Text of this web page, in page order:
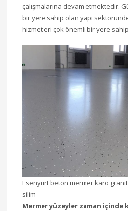
çalışmalarına devam etmektedir.
bir yere sahip olan yapı
hizmetleri çok önemli bir yere
Esenyurt beton mermer karo
silim
Mermer yüzeyler zaman içinde